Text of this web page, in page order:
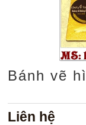
Bánh vẽ
Liên hệ